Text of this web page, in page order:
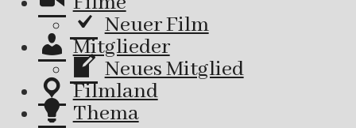
Neuer Film
Mitglieder
Neues Mitglied
Filmland
Thema